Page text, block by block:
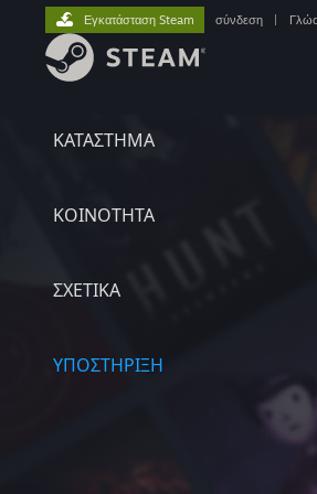
ΚΑΤΑΣΤΗΜΑ
ΚΟΙΝΟΤΗΤΑ
ΣΧΕΤΙΚΆ
ΥΠΟΣΤΗΡΙΞΗ
Εγκατάσταση Steam σύνδεση